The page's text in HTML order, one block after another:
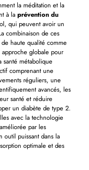
la méditation et la
à la prévention du
qui peuvent avoir un
combinaison de ces
haute qualité comme
globale pour
métabolique
comprenant une
réguliers, une
avancés, les
santé et réduire
un diabète de type 2.
avec la technologie
par les
outil puissant dans la
optimale et des